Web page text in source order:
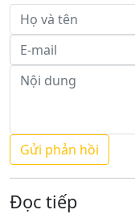
Đọc tiếp